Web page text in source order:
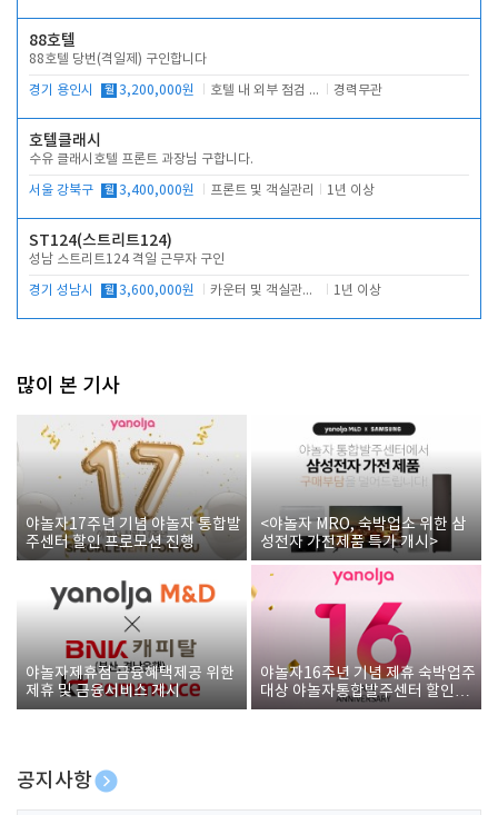
88호텔
88호텔 당번(격일제) 구인합니다
경기 용인시 월 3,200,000원 호텔 내 외부 점검 및 프런트 운영 경력무관
호텔클래시
수유 클래시호텔 프론트 과장님 구합니다.
서울 강북구 월 3,400,000원 프론트 및 객실관리 1년 이상
ST124(스트리트124)
성남 스트리트124 격일 근무자 구인
경기 성남시 월 3,600,000원 카운터 및 객실관리 전반 1년 이상
많이 본 기사
야놀자17주년 기념 야놀자 통합발
주센터 할인 프로모션 진행
<야놀자 MRO, 숙박업소 위한 삼
성전자 가전제품 특가 개시>
야놀자제휴점 금융혜택제공 위한
제휴 및 금융서비스 게시
야놀자16주년 기념 제휴 숙박업주
대상 야놀자통합발주센터 할인쿠
폰 증정
공지사항
[호텔업] 개인정보 처리방침 개정본1 (19.09.02)